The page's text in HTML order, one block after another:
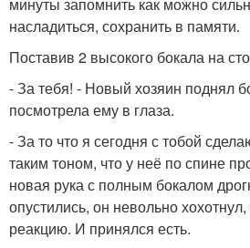
насладиться, сохранить в памяти.
Поставив 2 высокого бокала на
- За тебя! - Новый хозяин поднял
посмотрела ему в глаза.
- За то что я сегодня с тобой
таким тоном, что у неё по спине
новая рука с полным бокалом
опустились, он невольно
реакцию. И принялся есть.